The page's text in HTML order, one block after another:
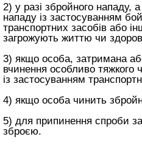
2) у разі збройного нападу,
нападу із застосуванням
транспортних засобів або
загрожують життю чи
3) якщо особа, затримана
вчинення особливо тяжкого
із застосуванням
4) якщо особа чинить
5) для припинення спроби
зброєю.